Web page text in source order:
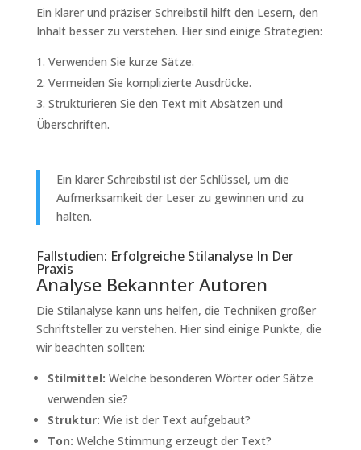
Ein klarer und präziser Schreibstil hilft den Lesern, den
Inhalt besser zu verstehen. Hier sind einige Strategien:
Verwenden Sie kurze Sätze.
Vermeiden Sie komplizierte Ausdrücke.
Strukturieren Sie den Text mit Absätzen und
Überschriften.
Ein klarer Schreibstil ist der Schlüssel, um die
Aufmerksamkeit der Leser zu gewinnen und zu
halten.
Fallstudien: Erfolgreiche Stilanalyse In Der
Praxis
Analyse Bekannter Autoren
Die Stilanalyse kann uns helfen, die Techniken großer
Schriftsteller zu verstehen. Hier sind einige Punkte, die
wir beachten sollten:
Stilmittel: Welche besonderen Wörter oder Sätze
verwenden sie?
Struktur: Wie ist der Text aufgebaut?
Ton: Welche Stimmung erzeugt der Text?